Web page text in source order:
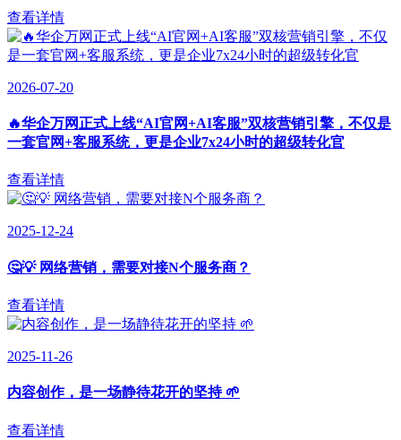
查看详情
2026-07-20
🔥华企万网正式上线“AI官网+AI客服”双核营销引擎，不仅是
一套官网+客服系统，更是企业7x24小时的超级转化官
查看详情
2025-12-24
🤔💡 网络营销，需要对接N个服务商？
查看详情
2025-11-26
内容创作，是一场静待花开的坚持 🌱
查看详情